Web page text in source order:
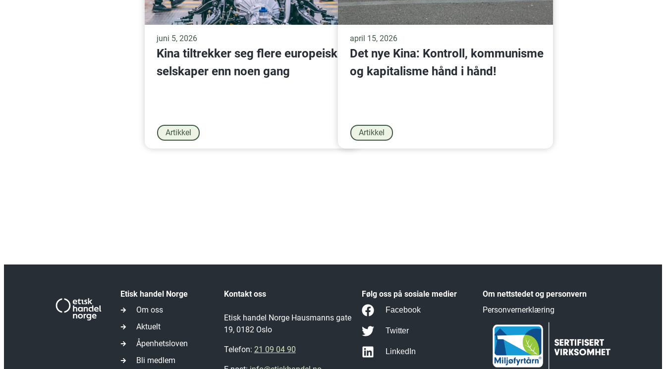
juni 5, 2026
Kina tiltrekker seg flere europeiske
selskaper enn noen gang
Artikkel
april 15, 2026
Det nye Kina: Kontroll, kommunisme
og kapitalisme hånd i hånd!
Artikkel
Etisk handel Norge
Om oss
Aktuelt
Åpenhetsloven
Bli medlem
Kontakt oss
Etisk handel Norge Hausmanns gate
19, 0182 Oslo
Telefon: 21 09 04 90
Følg oss på sosiale medier
Facebook
Twitter
LinkedIn
Om nettstedet og personvern
Personvernerklæring